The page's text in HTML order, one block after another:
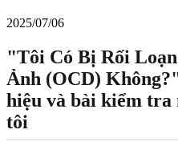
2025/07/06
"Tôi Có Bị Rối
Ảnh (OCD)
hiệu và bài kiểm tra
tôi